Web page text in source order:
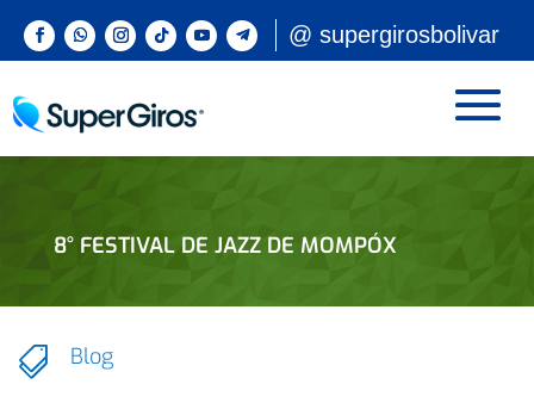
@ supergirosbolivar
8° FESTIVAL DE JAZZ DE MOMPÓX
 Blog